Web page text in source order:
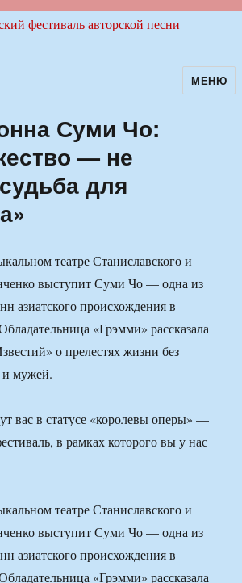
фестиваль авторскойМЕНЮ
Суми Чо:
— не
для
театре Станиславского и
выступит Суми Чо — одна из
азиатского происхождения в
«Грэмми» рассказала
о прелестях жизни без
и мужей.
вас в статусе «королевы оперы» —
в рамках которого вы у нас
театре Станиславского и
выступит Суми Чо — одна из
азиатского происхождения в
«Грэмми» рассказала